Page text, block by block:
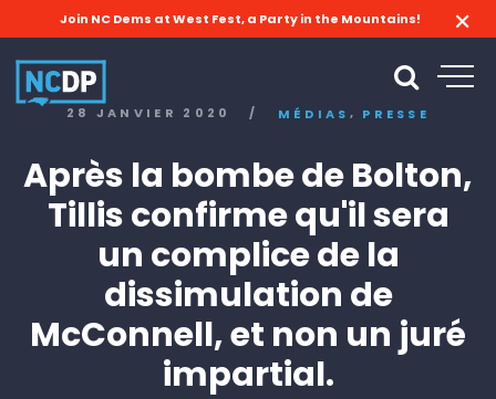
Join NC Dems at West Fest, a Party in the Mountains!
28 JANVIER 2020 / MÉDIAS , PRESSE
Après la bombe de Bolton,
Tillis confirme qu'il sera
un complice de la
dissimulation de
McConnell, et non un juré
impartial.